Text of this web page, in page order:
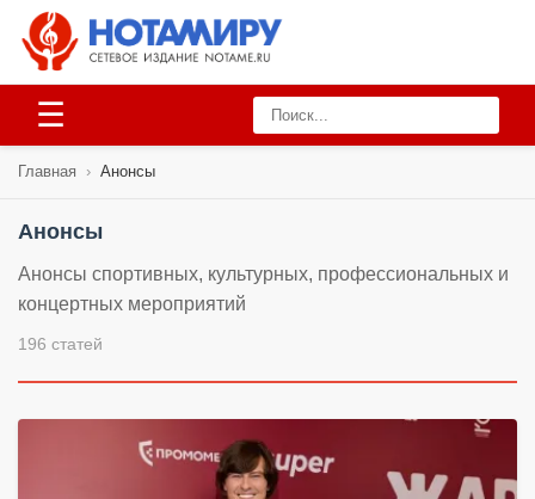
☰
Главная › Анонсы
Анонсы
Анонсы спортивных, культурных, профессиональных и
концертных мероприятий
196 статей